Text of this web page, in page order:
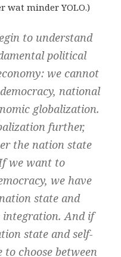
wat minder YOLO.)
to understand
political
we cannot
national
globalization.
further,
the nation state
we want to
we have
state and
And if
state and self-
choose between